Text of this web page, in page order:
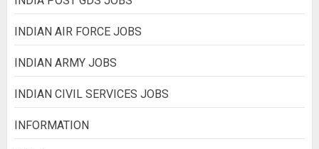
INDIAN AIR FORCE JOBS
INDIAN ARMY JOBS
INDIAN CIVIL SERVICES JOBS
INFORMATION